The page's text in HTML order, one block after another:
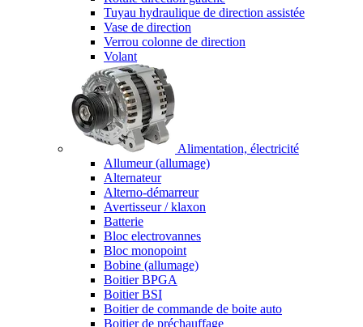
Tuyau hydraulique de direction assistée
Vase de direction
Verrou colonne de direction
Volant
Alimentation, électricité
Allumeur (allumage)
Alternateur
Alterno-démarreur
Avertisseur / klaxon
Batterie
Bloc electrovannes
Bloc monopoint
Bobine (allumage)
Boitier BPGA
Boitier BSI
Boitier de commande de boite auto
Boitier de préchauffage